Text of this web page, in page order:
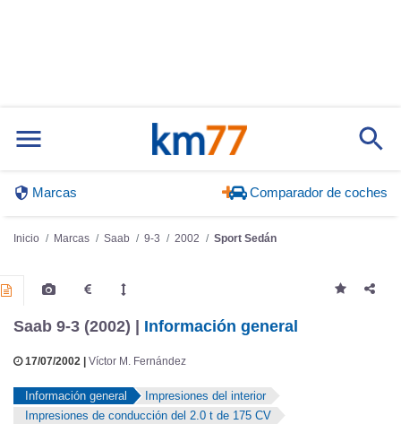
Marcas Comparador de coches
Inicio Marcas Saab 9-3 2002 Sport Sedán
Saab 9-3 (2002) | Información general
17/07/2002 | Víctor M. Fernández
Información general
Impresiones del interior
Impresiones de conducción del 2.0 t de 175 CV